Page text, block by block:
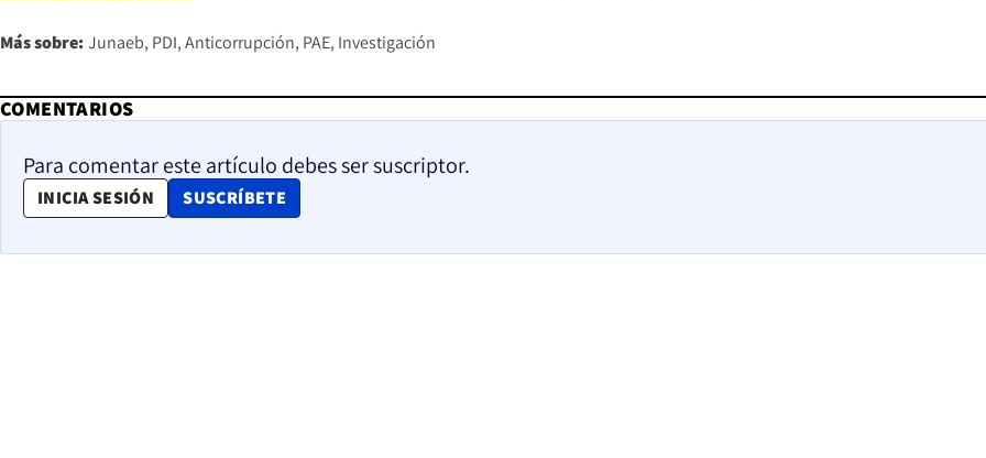
Más sobre: Junaeb PDI Anticorrupción PAE Investigación
COMENTARIOS
Para comentar este artículo debes ser suscriptor.
INICIA SESIÓN SUSCRÍBETE
OPENS IN NEW WINDOW